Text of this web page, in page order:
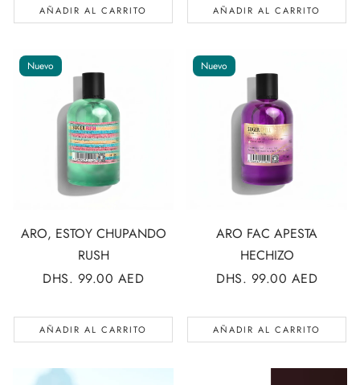
AÑADIR AL CARRITO AÑADIR AL CARRITO
Nuevo
ARO, ESTOY CHUPANDO
RUSH
PRECIO
DHS. 99.00 AED
AÑADIR AL CARRITO
Nuevo
ARO FAC APESTA
HECHIZO
PRECIO
DHS. 99.00 AED
AÑADIR AL CARRITO